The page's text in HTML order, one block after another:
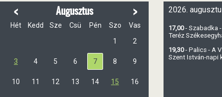
< Augusztus >
Hét Kedd Sze Csü Pén Szo
Vas
1
2
3 4 5 6 7 8 9
10 11 12 13 14 15 16
2026.
17,00- Szabadka
Teréz
19,30- Palics - A
Szent István-napi